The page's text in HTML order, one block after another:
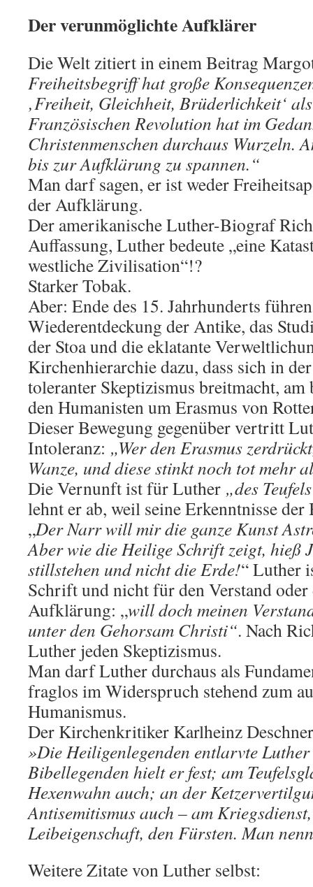
Der verunmöglichte Aufklärer
Die Welt zitiert in einem Beitrag
Freiheitsbegriff hat große
‚Freiheit, Gleichheit, Brüderlichkeit‘
Französischen Revolution hat im
Christenmenschen durchaus Wurzeln.
bis zur Aufklärung zu spannen.“
Man darf sagen, er ist weder
der Aufklärung.
Der amerikanische Luther-Biograf
Auffassung, Luther bedeute „eine
westliche Zivilisation“!?
Starker Tobak.
Aber: Ende des 15. Jahrhunderts
Wiederentdeckung der Antike, das
der Stoa und die eklatante
Kirchenhierarchie dazu, dass sich in
toleranter Skeptizismus breitmacht,
den Humanisten um Erasmus von
Dieser Bewegung gegenüber vertritt
Intoleranz: „Wer den Erasmus
Wanze, und diese stinkt noch tot mehr
Die Vernunft ist für Luther „des
lehnt er ab, weil seine Erkenntnisse
„Der Narr will mir die ganze Kunst
Aber wie die Heilige Schrift zeigt, hieß
stillstehen und nicht die Erde!“ Luther
Schrift und nicht für den Verstand
Aufklärung: „will doch meinen
unter den Gehorsam Christi“. Nach
Luther jeden Skeptizismus.
Man darf Luther durchaus als
fraglos im Widerspruch stehend zum
Humanismus.
Der Kirchenkritiker Karlheinz
»Die Heiligenlegenden entlarvte
Bibellegenden hielt er fest; am
Hexenwahn auch; an der
Antisemitismus auch – am
Leibeigenschaft, den Fürsten. Man
Weitere Zitate von Luther selbst: